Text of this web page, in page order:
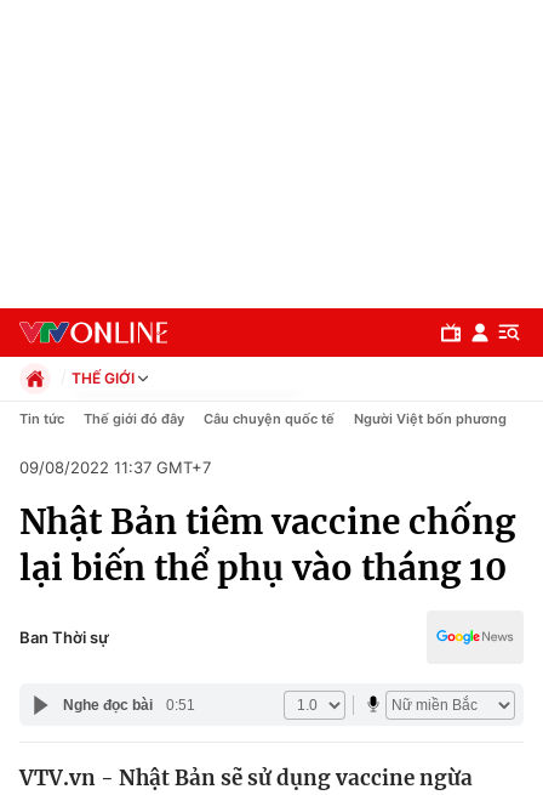
Chuyên mục
Chính trị
Pháp luật
THẾ GIỚI
Chính trị
Pháp luật
Kinh tế
Thể thao
Truyền hình
Y tế
Công nghệ
Tin tức Thế giới đó đây Câu chuyện quốc tế Người Việt bốn phương
09/08/2022 11:37 GMT+7
Nhật Bản tiêm vaccine chống
lại biến thể phụ vào tháng 10
Ban Thời sự
Nghe đọc bài 0:51
VTV.vn - Nhật Bản sẽ sử dụng vaccine ngừa